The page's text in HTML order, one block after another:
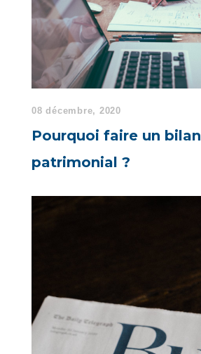
08 décembre, 2020
Pourquoi faire un bilan
patrimonial ?